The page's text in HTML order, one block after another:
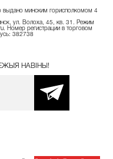
минским горисполкомом 4
ул. Волоха, 45, кв. 31. Режим
Номер регистрации в торговом
382738
НАВІНЫ!